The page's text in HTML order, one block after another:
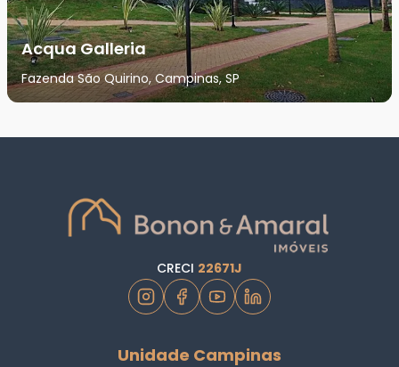
Acqua Galleria
Fazenda São Quirino, Campinas, SP
CRECI 22671J
Unidade Campinas